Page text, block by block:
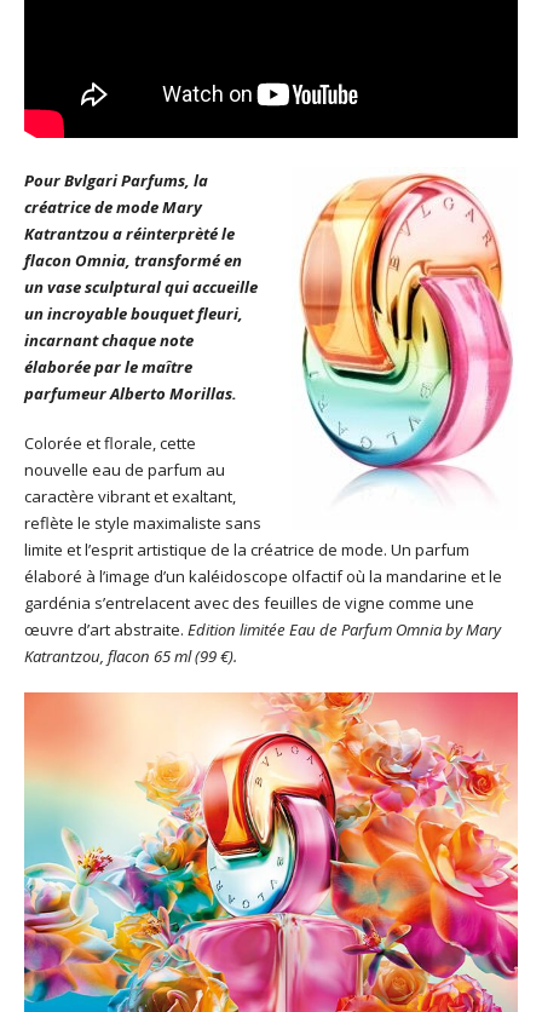
Pour Bvlgari Parfums, la
créatrice de mode Mary
Katrantzou a réinterprèté le
flacon Omnia, transformé en
un vase sculptural qui accueille
un incroyable bouquet fleuri,
incarnant chaque note
élaborée par le maître
parfumeur Alberto Morillas.
Colorée et florale, cette
nouvelle eau de parfum au
caractère vibrant et exaltant,
reflète le style maximaliste sans
limite et l’esprit artistique de la créatrice de mode. Un parfum
élaboré à l’image d’un kaléidoscope olfactif où la mandarine et le
gardénia s’entrelacent avec des feuilles de vigne comme une
œuvre d’art abstraite. Edition limitée Eau de Parfum Omnia by Mary
Katrantzou, flacon 65 ml (99 €).